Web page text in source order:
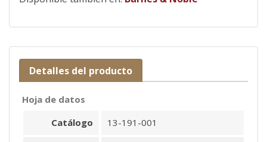
Detalles del producto
Hoja de datos
Catálogo
13-191-001